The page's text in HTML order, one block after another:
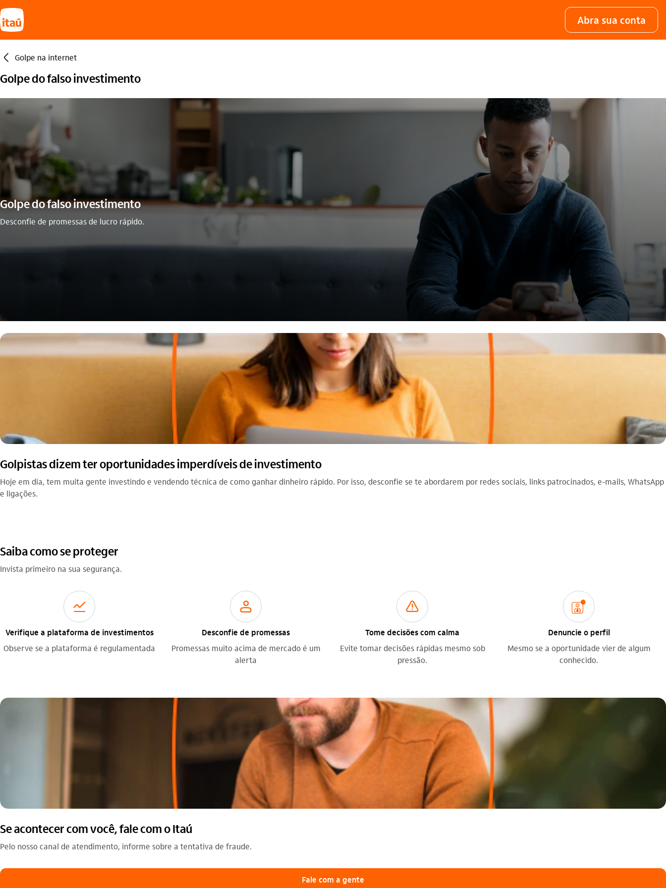
Abra sua conta
seta_esquerda Golpe na internet
Golpe do falso investimento
Golpe do falso investimento
Desconfie de promessas de lucro rápido.
Golpistas dizem ter oportunidades imperdíveis de investimento
Hoje em dia, tem muita gente investindo e vendendo técnica de como ganhar dinheiro rápido. Por isso, desconfie se te abordarem por redes sociais, links patrocinados, e-mails, WhatsApp
e ligações.
Saiba como se proteger
Invista primeiro na sua segurança.
acoes
Verifique a plataforma de investimentos
Observe se a plataforma é regulamentada
usuario_outline
Desconfie de promessas
Promessas muito acima de mercado é um
alerta
aviso_outline
Tome decisões com calma
Evite tomar decisões rápidas mesmo sob
pressão.
gerente_dedicado
Denuncie o perfil
Mesmo se a oportunidade vier de algum
conhecido.
Se acontecer com você, fale com o Itaú
Pelo nosso canal de atendimento, informe sobre a tentativa de fraude.
Fale com a gente